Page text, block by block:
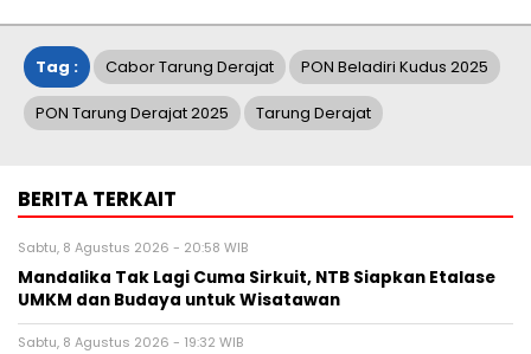
Tag : Cabor Tarung Derajat PON Beladiri Kudus 2025
PON Tarung Derajat 2025 Tarung Derajat
BERITA TERKAIT
Sabtu, 8 Agustus 2026 - 20:58 WIB
Mandalika Tak Lagi Cuma Sirkuit, NTB Siapkan Etalase
UMKM dan Budaya untuk Wisatawan
Sabtu, 8 Agustus 2026 - 19:32 WIB